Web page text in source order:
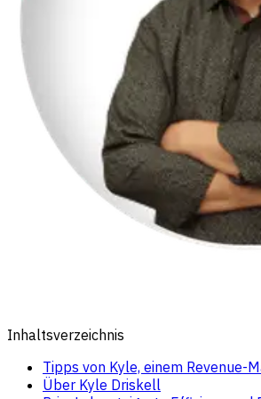
Inhaltsverzeichnis
Tipps von Kyle, einem Revenue-
Über Kyle Driskell